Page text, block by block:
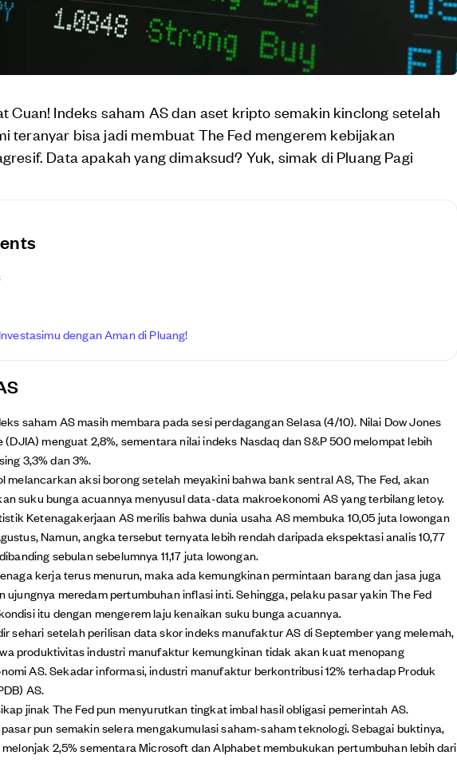
Cuan! Indeks saham AS dan aset kripto semakin kinclong setelah
teranyar bisa jadi membuat The Fed mengerem kebijakan
Data apakah yang dimaksud? Yuk, simak di Pluang Pagi
dengan Aman di Pluang!
saham AS masih membara pada sesi perdagangan Selasa (4/10). Nilai Dow Jones
(DJIA) menguat 2,8%, sementara nilai indeks Nasdaq dan S&P 500 melompat lebih
3,3% dan 3%.
melancarkan aksi borong setelah meyakini bahwa bank sentral AS, The Fed, akan
suku bunga acuannya menyusul data-data makroekonomi AS yang terbilang letoy.
Ketenagakerjaan AS merilis bahwa dunia usaha AS membuka 10,05 juta lowongan
Namun, angka tersebut ternyata lebih rendah daripada ekspektasi analis 10,77
sebulan sebelumnya 11,17 juta lowongan.
kerja terus menurun, maka ada kemungkinan permintaan barang dan jasa juga
ujungnya meredam pertumbuhan inflasi inti. Sehingga, pelaku pasar yakin The Fed
itu dengan mengerem laju kenaikan suku bunga acuannya.
sehari setelah perilisan data skor indeks manufaktur AS di September yang melemah,
produktivitas industri manufaktur kemungkinan tidak akan kuat menopang
AS. Sekadar informasi, industri manufaktur berkontribusi 12% terhadap Produk
AS.
jinak The Fed pun menyurutkan tingkat imbal hasil obligasi pemerintah AS.
pun semakin selera mengakumulasi saham-saham teknologi. Sebagai buktinya,
2,5% sementara Microsoft dan Alphabet membukukan pertumbuhan lebih dari